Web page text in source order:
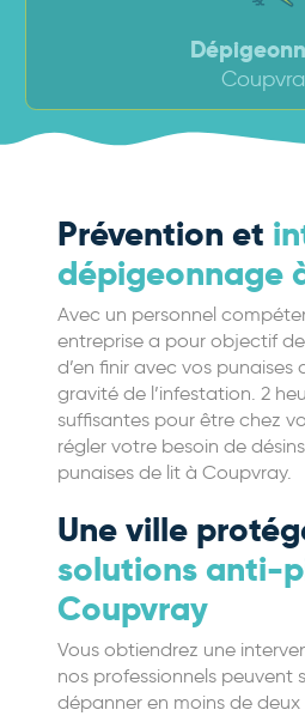
Prévention et
dépigeonnage
Avec un personnel
entreprise a pour objectif
d’en finir avec vos
gravité de l’infestation. 2
suffisantes pour être chez
régler votre besoin de
punaises de lit à Coupvray.
Une ville
solutions anti-
Coupvray
Vous obtiendrez une
nos professionnels peuvent
dépanner en moins de